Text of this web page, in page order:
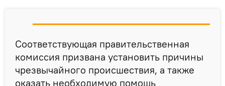
Соответствующая правительственная
комиссия призвана установить причины
чрезвычайного происшествия, а также
оказать необходимую помощь